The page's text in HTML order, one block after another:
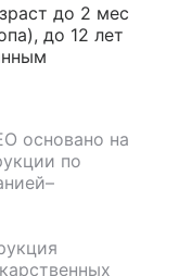
до 2 мес
до 12 лет
основано на
по